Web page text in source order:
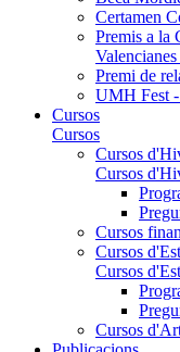
Certamen
Premis a la
Premi de
UMH Fest -
Cursos
Cursos
Cursos
Cursos
Cursos
Cursos
Cursos
Cursos